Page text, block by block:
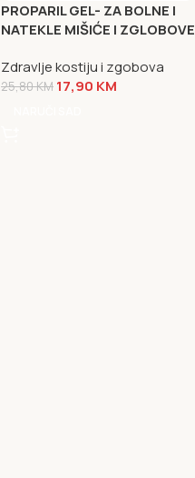
PROPARIL GEL- ZA BOLNE I
NATEKLE MIŠIĆE I ZGLOBOVE
Zdravlje kostiju i zgobova
25,80KM 17,90 KM